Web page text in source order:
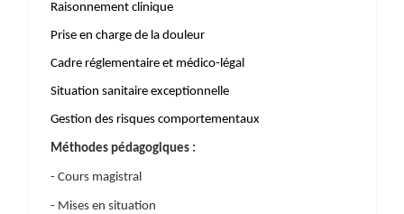
Raisonnement clinique
Prise en charge de la douleur
Cadre réglementaire et médico-légal
Situation sanitaire exceptionnelle
Gestion des risques comportementaux
Méthodes pédagogiques :
- Cours magistral
- Mises en situation